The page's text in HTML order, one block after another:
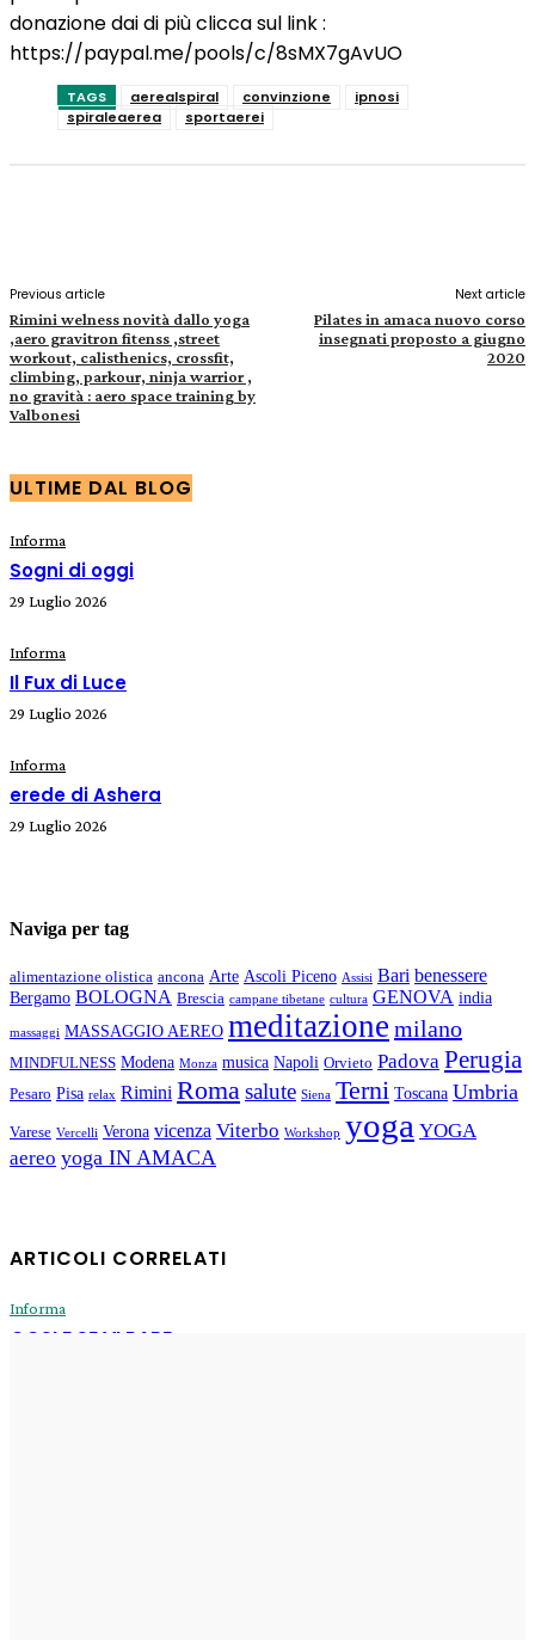
donazione dai di più clicca sul link :
https://paypal.me/pools/c/8sMX7gAvUO
TAGS aerealspiral convinzione
ipnosi
spiraleaerea
sportaerei
Previous article
Rimini welness novità dallo yoga
,aero gravitron fitenss ,street
workout, calisthenics, crossfit,
climbing, parkour, ninja warrior ,
no gravità : aero space training by
Valbonesi
Next article
Pilates in amaca nuovo corso
insegnati proposto a giugno
2020
ULTIME DAL BLOG
Informa
Sogni di oggi
29 Luglio 2026
Informa
Il Fux di Luce
29 Luglio 2026
Informa
erede di Ashera
29 Luglio 2026
Naviga per tag
alimentazione olistica ancona Arte Ascoli Piceno Assisi Bari benessere
Bergamo BOLOGNA Brescia campane tibetane cultura GENOVA india
massaggi MASSAGGIO AEREO meditazione milano
MINDFULNESS Modena Monza musica Napoli Orvieto Padova Perugia
Pesaro Pisa relax Rimini Roma salute Siena Terni Toscana Umbria
Varese Vercelli Verona vicenza Viterbo Workshop yoga YOGA
aereo yoga IN AMACA
ARTICOLI CORRELATI
Informa
COSI E SE VI PARE